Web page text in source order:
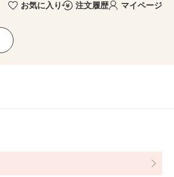
お気に入り 注文履歴 マイページ